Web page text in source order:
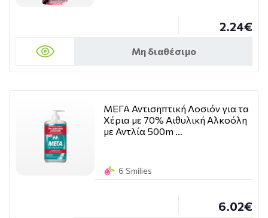
2.24€
Μη διαθέσιμο
ΜΕΓΑ Αντισηπτική Λοσιόν για τα
Xέρια με 70% Αιθυλική Αλκοόλη
με Αντλία 500m …
6 Smilies
6.02€